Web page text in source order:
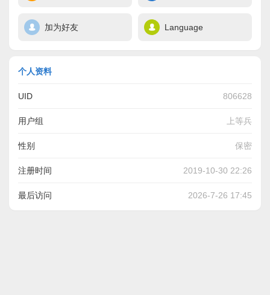
加为好友 Language
个人资料
UID 806628
用户组 上等兵
性别 保密
注册时间 2019-10-30 22:26
最后访问 2026-7-26 17:45